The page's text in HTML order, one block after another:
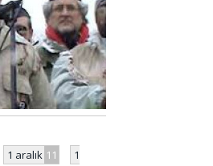
1 aralık 11
1